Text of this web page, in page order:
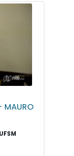
MAURO